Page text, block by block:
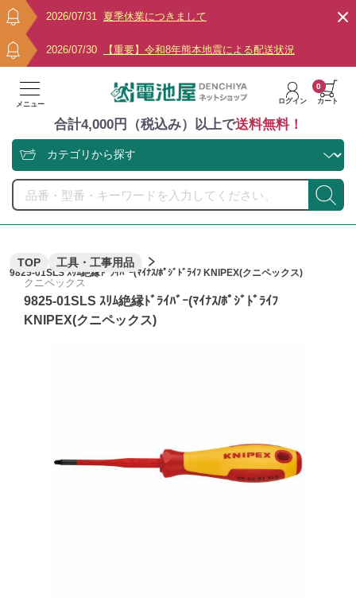
2026/07/31 夏季休業につきまして
2026/07/30 【重要】令和8年熊本地震による配送状況
メニュー ログイン カート
0
合計4,000円（税込み）以上で送料無料！
TOP 工具・工事用品
9825-01SLS ｽﾘﾑ絶縁ﾄﾞﾗｲﾊﾞｰ(ﾏｲﾅｽ/ﾎﾟｼﾞﾄﾞﾗｲﾌ KNIPEX(クニペックス)
クニペックス
9825-01SLS ｽﾘﾑ絶縁ﾄﾞﾗｲﾊﾞｰ(ﾏｲﾅｽ/ﾎﾟｼﾞﾄﾞﾗｲﾌ
KNIPEX(クニペックス)